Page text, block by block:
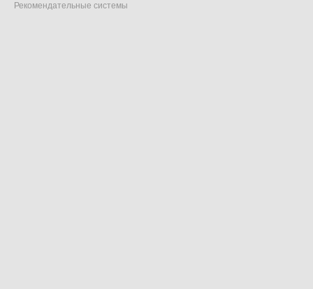
Рекомендательные системы